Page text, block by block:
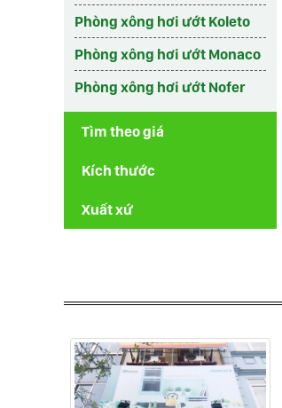
Phòng xông hơi ướt Koleto
Phòng xông hơi ướt Monaco
Phòng xông hơi ướt Nofer
Tìm theo giá
Kích thước
Xuất xứ